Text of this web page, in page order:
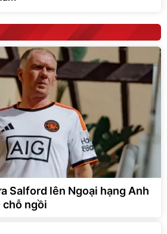
Salford lên Ngoại hạng Anh
chỗ ngồi